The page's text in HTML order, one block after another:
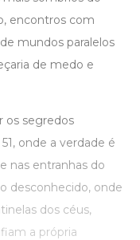
encontros com
mundos paralelos
de medo e
os segredos
onde a verdade é
nas entranhas do
desconhecido, onde
dos céus,
a própria